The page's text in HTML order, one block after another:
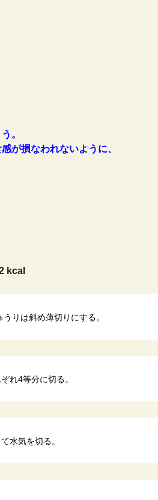
。
が損なわれないように、
kcal
りは斜め薄切りにする。
れ4等分に切る。
水気を切る。